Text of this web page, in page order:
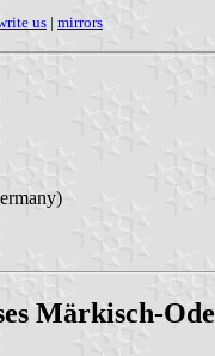
us | mirrors
Märkisch-